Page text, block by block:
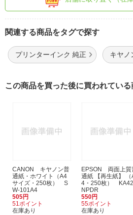
関連する商品をタグで探す
プリンターインク 純正 キヤノ
この商品を買った後に買われている
CANON キヤノン普
通紙・ホワイト（A4
サイズ・250枚） S
W-101A4
505円
51ポイント
在庫あり
EPSON 両面上質
通紙 【再生紙】 （
4・250枚）
NPDR
550円
55ポイント
在庫あり